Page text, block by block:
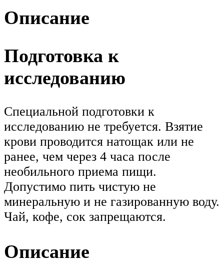
Описание
Подготовка к
исследованию
Специальной подготовки к
исследованию не требуется. Взятие
крови проводится натощак или не
ранее, чем через 4 часа после
необильного приема пищи.
Допустимо пить чистую не
минеральную и не газированную воду.
Чай, кофе, сок запрещаются.
Описание